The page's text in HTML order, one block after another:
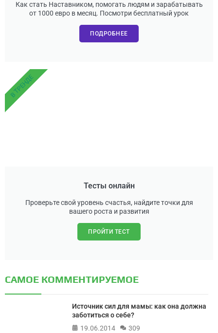
Как стать Наставником, помогать людям и зарабатывать
от 1000 евро в месяц. Посмотри бесплатный урок
ПОДРОБНЕЕ
Тесты онлайн
Проверьте свой уровень счастья, найдите точки для
вашего роста и развития
ПРОЙТИ ТЕСТ
В ТРЕНДЕ
САМОЕ КОММЕНТИРУЕМОЕ
Источник сил для мамы: как она должна
заботиться о себе?
19.06.2014
309